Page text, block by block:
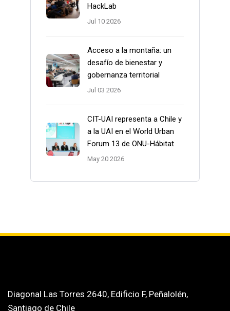
HackLab
Jul 10 2026
Acceso a la montaña: un
desafío de bienestar y
gobernanza territorial
Jul 03 2026
CIT-UAI representa a Chile y
a la UAI en el World Urban
Forum 13 de ONU-Hábitat
May 20 2026
Diagonal Las Torres 2640, Edificio F, Peñalolén,
Santiago de Chile